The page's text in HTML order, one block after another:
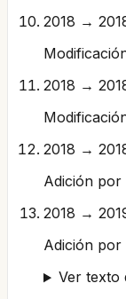
2018 →
2018 →
2018 →
Adición por
2018 →
Adición por
Ver texto